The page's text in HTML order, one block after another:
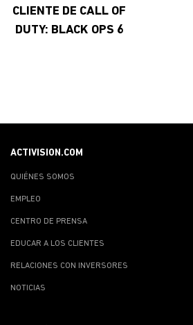
CLIENTE DE CALL OF
DUTY: BLACK OPS 6
ACTIVISION.COM
QUIÉNES SOMOS
EMPLEO
CENTRO DE PRENSA
EDUCAR A LOS CLIENTES
RELACIONES CON INVERSORES
NOTICIAS